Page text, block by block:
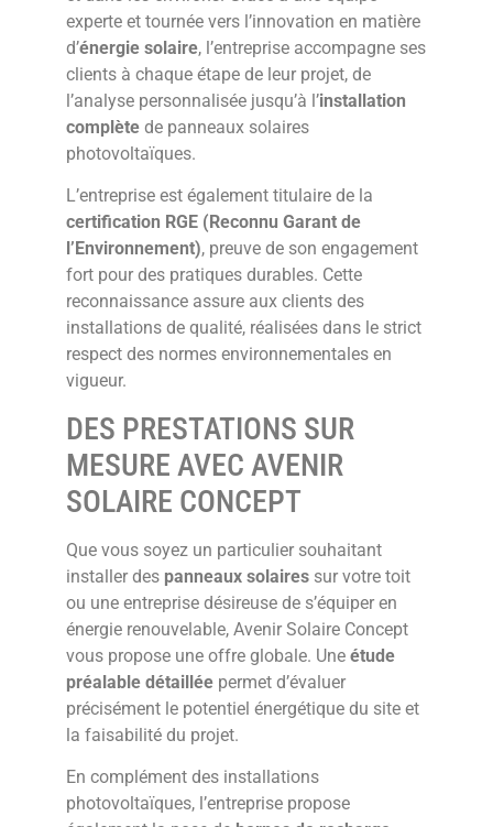
experte et tournée vers l’innovation en matière
d’énergie solaire, l’entreprise accompagne ses
clients à chaque étape de leur projet, de
l’analyse personnalisée jusqu’à l’installation
complète de panneaux solaires
photovoltaïques.
L’entreprise est également titulaire de la
certification RGE (Reconnu Garant de
l’Environnement), preuve de son engagement
fort pour des pratiques durables. Cette
reconnaissance assure aux clients des
installations de qualité, réalisées dans le strict
respect des normes environnementales en
vigueur.
DES PRESTATIONS SUR
MESURE AVEC AVENIR
SOLAIRE CONCEPT
Que vous soyez un particulier souhaitant
installer des panneaux solaires sur votre toit
ou une entreprise désireuse de s’équiper en
énergie renouvelable, Avenir Solaire Concept
vous propose une offre globale. Une étude
préalable détaillée permet d’évaluer
précisément le potentiel énergétique du site et
la faisabilité du projet.
En complément des installations
photovoltaïques, l’entreprise propose